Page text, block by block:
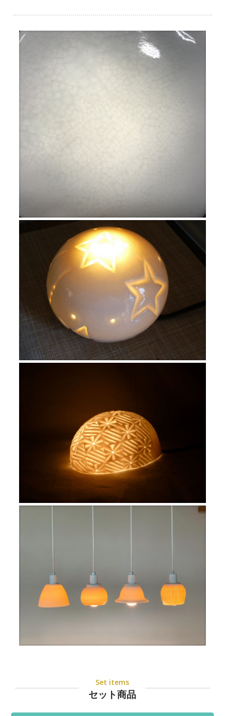
Set items
セット商品